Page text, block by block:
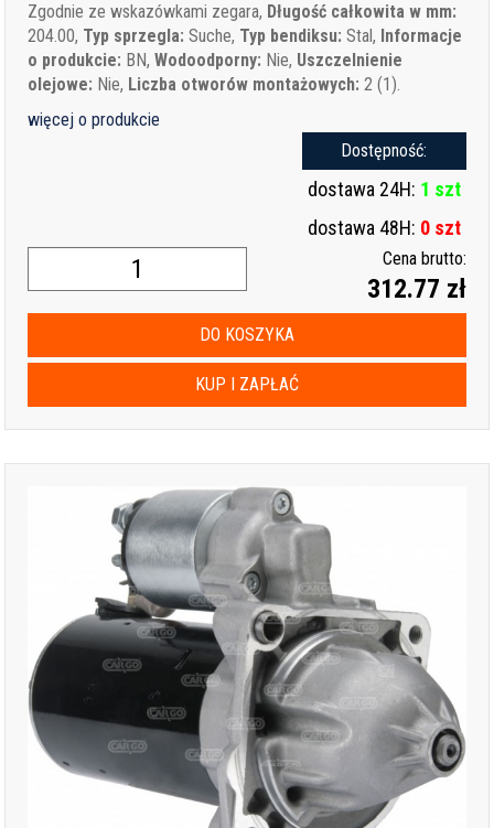
Zgodnie ze wskazówkami zegara, Długość całkowita w mm:
204.00, Typ sprzegla: Suche, Typ bendiksu: Stal, Informacje
o produkcie: BN,Wodoodporny: Nie, Uszczelnienie
olejowe: Nie, Liczba otworów montażowych: 2 (1).
więcej o produkcie
Dostępność:
dostawa 24H: 1 szt
dostawa 48H: 0 szt
Cena brutto:
312.77 zł
DO KOSZYKA
KUP I ZAPŁAĆ